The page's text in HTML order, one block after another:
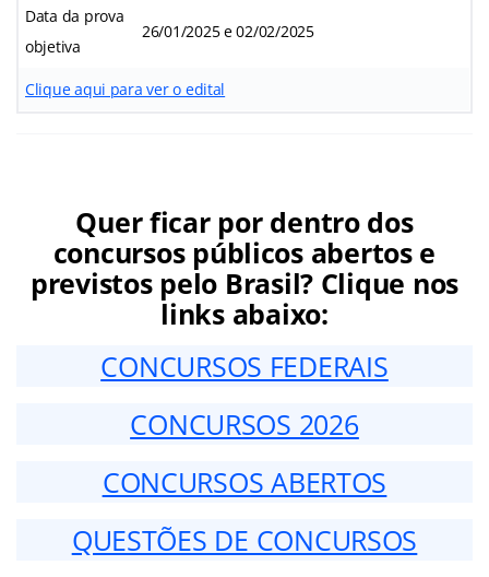
Data da prova
objetiva
26/01/2025 e 02/02/2025
Clique aqui para ver o edital
Quer ficar por dentro dos
concursos públicos abertos e
previstos pelo Brasil? Clique nos
links abaixo:
CONCURSOS FEDERAIS
CONCURSOS 2026
CONCURSOS ABERTOS
QUESTÕES DE CONCURSOS